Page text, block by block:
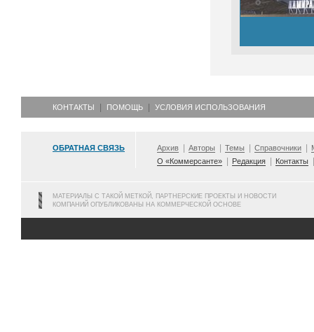
КОНТАКТЫ ПОМОЩЬ УСЛОВИЯ ИСПОЛЬЗОВАНИЯ
ОБРАТНАЯ СВЯЗЬ Архив Авторы Темы Справочники
О «Коммерсанте»
Редакция Контакты
МАТЕРИАЛЫ С ТАКОЙ МЕТКОЙ, ПАРТНЕРСКИЕ ПРОЕКТЫ И НОВОСТИ
КОМПАНИЙ ОПУБЛИКОВАНЫ НА КОММЕРЧЕСКОЙ ОСНОВЕ